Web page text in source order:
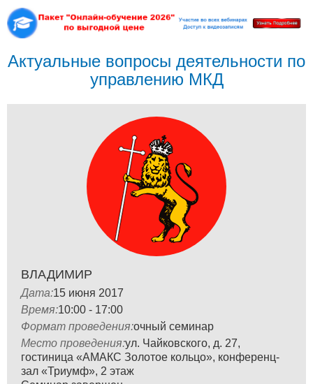
Актуальные вопросы деятельности по
управлению МКД
ВЛАДИМИР
Дата:15 июня 2017
Время:10:00 - 17:00
Формат проведения:очный семинар
Место проведения:ул. Чайковского, д. 27,
гостиница «АМАКС Золотое кольцо», конференц-
зал «Триумф», 2 этаж